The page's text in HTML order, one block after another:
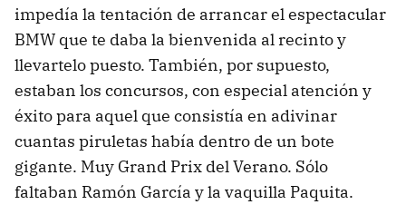
impedía la tentación de arrancar el espectacular
BMW que te daba la bienvenida al recinto y
llevartelo puesto. También, por supuesto,
estaban los concursos, con especial atención y
éxito para aquel que consistía en adivinar
cuantas piruletas había dentro de un bote
gigante. Muy Grand Prix del Verano. Sólo
faltaban Ramón García y la vaquilla Paquita.